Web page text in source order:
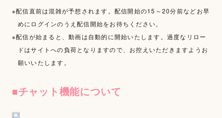
WALLPAPER
SPECIAL
※配信直前は混雑が予想されます。配信開始の15～20分前などお早
めにログインのうえ配信開始をお待ちください。
※配信が始まると、動画は自動的に開始いたします。過度なリロー
ドはサイトへの負荷となりますので、お控えいただきますようお
願いいたします。
■チャット機能について